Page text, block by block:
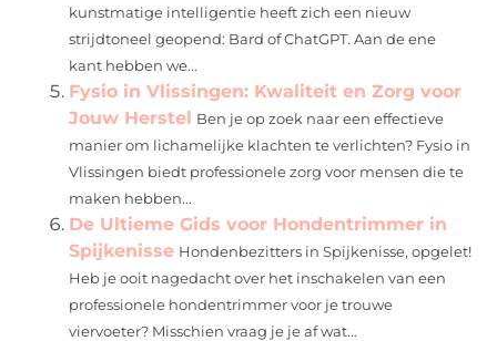
kunstmatige intelligentie heeft zich een nieuw
strijdtoneel geopend: Bard of ChatGPT. Aan de ene
kant hebben we...
Fysio in Vlissingen: Kwaliteit en Zorg voor
Jouw Herstel Ben je op zoek naar een effectieve
manier om lichamelijke klachten te verlichten? Fysio in
Vlissingen biedt professionele zorg voor mensen die te
maken hebben...
De Ultieme Gids voor Hondentrimmer in
Spijkenisse Hondenbezitters in Spijkenisse, opgelet!
Heb je ooit nagedacht over het inschakelen van een
professionele hondentrimmer voor je trouwe
viervoeter? Misschien vraag je je af wat...